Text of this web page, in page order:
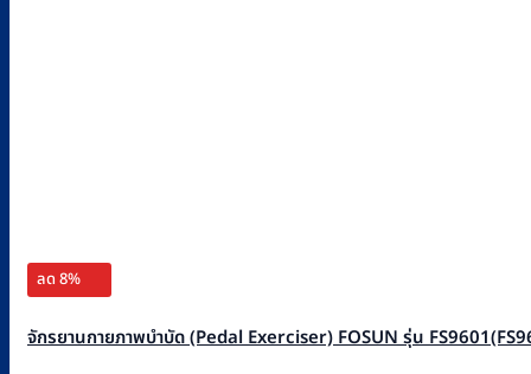
ลด 8%
จักรยานกายภาพบำบัด (Pedal Exerciser) FOSUN รุ่น